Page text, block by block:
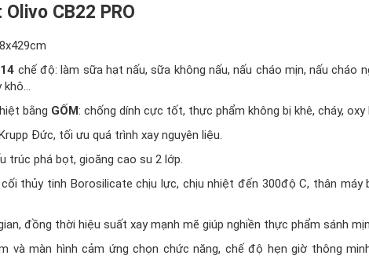
CB22 PRO
14 chế độ: làm sữa hạt nấu, sữa không nấu, nấu cháo mịn, nấu cháo
bằng GỐM: chống dính cực tốt, thực phẩm không bị khê, cháy, oxy
Đức, tối ưu quá trình xay nguyên liệu.
phá bọt, gioăng cao su 2 lớp.
thủy tinh Borosilicate chịu lực, chịu nhiệt đến 300độ C, thân máy
đồng thời hiệu suất xay mạnh mẽ giúp nghiền thực phẩm sánh
và màn hình cảm ứng chọn chức năng, chế độ hẹn giờ thông